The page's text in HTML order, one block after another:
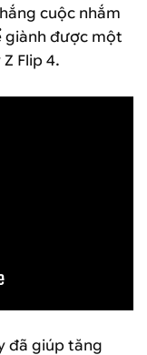
cuộc nhắm
giành được một
Flip 4.
đã giúp tăng